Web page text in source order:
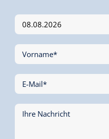
Vorname*
E-Mail*
Ihre Nachricht